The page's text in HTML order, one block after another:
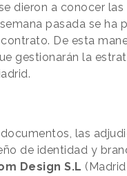
dieron a conocer las
pasada se ha
De esta
gestionarán la
las
de identidad y
Design S.L